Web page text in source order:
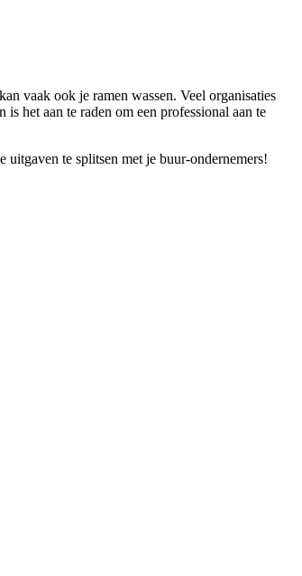
vaak ook je ramen wassen. Veel organisaties
het aan te raden om een professional aan te
te splitsen met je buur-ondernemers!